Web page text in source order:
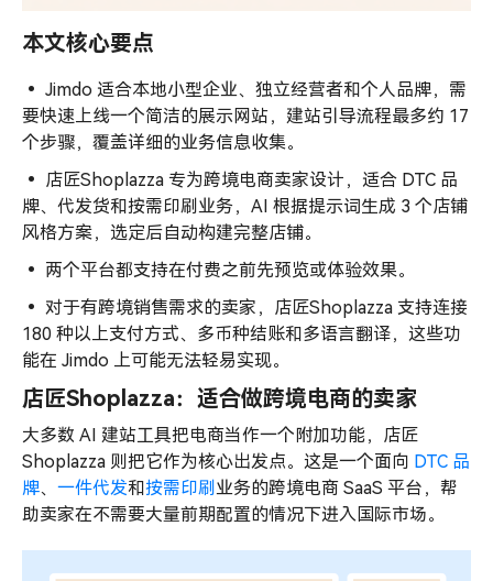
本文核心要点
• Jimdo 适合本地小型企业、独立经营者和个人品牌，需
要快速上线一个简洁的展示网站，建站引导流程最多约 17
个步骤，覆盖详细的业务信息收集。
•
店匠Shoplazza 专为跨境电商卖家设计，适合 DTC 品
牌、代发货和按需印刷业务，AI 根据提示词生成 3 个店铺
风格方案，选定后自动构建完整店铺。
• 两个平台都支持在付费之前先预览或体验效果。
• 对于有跨境销售需求的卖家，店匠Shoplazza 支持连接
180 种以上支付方式、多币种结账和多语言翻译，这些功
能在 Jimdo 上可能无法轻易实现。
店匠Shoplazza：适合做跨境电商的卖家
大多数 AI 建站工具把电商当作一个附加功能，店匠
Shoplazza 则把它作为核心出发点。这是一个面向 DTC 品
牌、 一件代发和按需印刷 业务的跨境电商 SaaS 平台，帮
助卖家在不需要大量前期配置的情况下进入国际市场。